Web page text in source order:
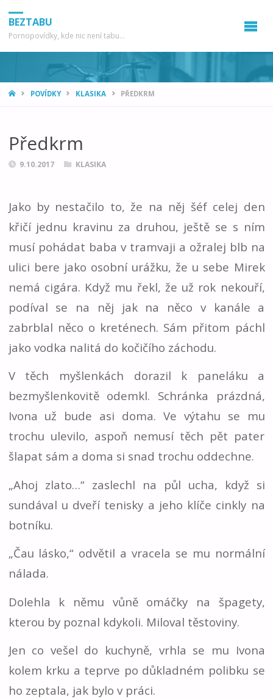
BEZTABU
Pornopovídky, kde nic není tabu...
HOMEPOVÍDKY KLASIKA PŘEDKRM
Předkrm
9.10.2017 KLASIKA
Jako by nestačilo to, že na něj šéf celej den
křičí jednu kravinu za druhou, ještě se s ním
musí pohádat baba v tramvaji a ožralej blb na
ulici bere jako osobní urážku, že u sebe Mirek
nemá cigára. Když mu řekl, že už rok nekouří,
podíval se na něj jak na něco v kanále a
zabrblal něco o kreténech. Sám přitom páchl
jako vodka nalitá do kočičího záchodu.
V těch myšlenkách dorazil k paneláku a
bezmyšlenkovitě odemkl. Schránka prázdná,
Ivona už bude asi doma. Ve výtahu se mu
trochu ulevilo, aspoň nemusí těch pět pater
šlapat sám a doma si snad trochu oddechne.
„Ahoj zlato…“ zaslechl na půl ucha, když si
sundával u dveří tenisky a jeho klíče cinkly na
botníku.
„Čau lásko,“ odvětil a vracela se mu normální
nálada.
Dolehla k němu vůně omáčky na špagety,
kterou by poznal kdykoli. Miloval těstoviny.
Jen co vešel do kuchyně, vrhla se mu Ivona
kolem krku a teprve po důkladném polibku se
ho zeptala, jak bylo v práci.